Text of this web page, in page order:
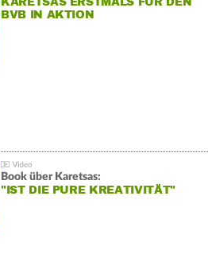
BVB IN AKTION
Book über Karetsas:
"IST DIE PURE KREATIVITÄT"